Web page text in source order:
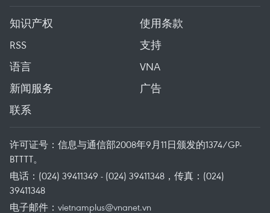
知识产权
使用条款
RSS
支持
语言
VNA
新闻服务
广告
联系
许可证号：信息与通信部2008年9月11日颁发的1374/GP-
BTTTT。
电话：(024) 39411349 - (024) 39411348，传真：(024)
39411348
电子邮件： vietnamplus@vnanet.vn